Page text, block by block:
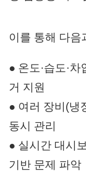
이를 통해 다음
● 온도·습도·
거 지원
● 여러 장비(냉
동시 관리
● 실시간 대시
기반 문제 파악